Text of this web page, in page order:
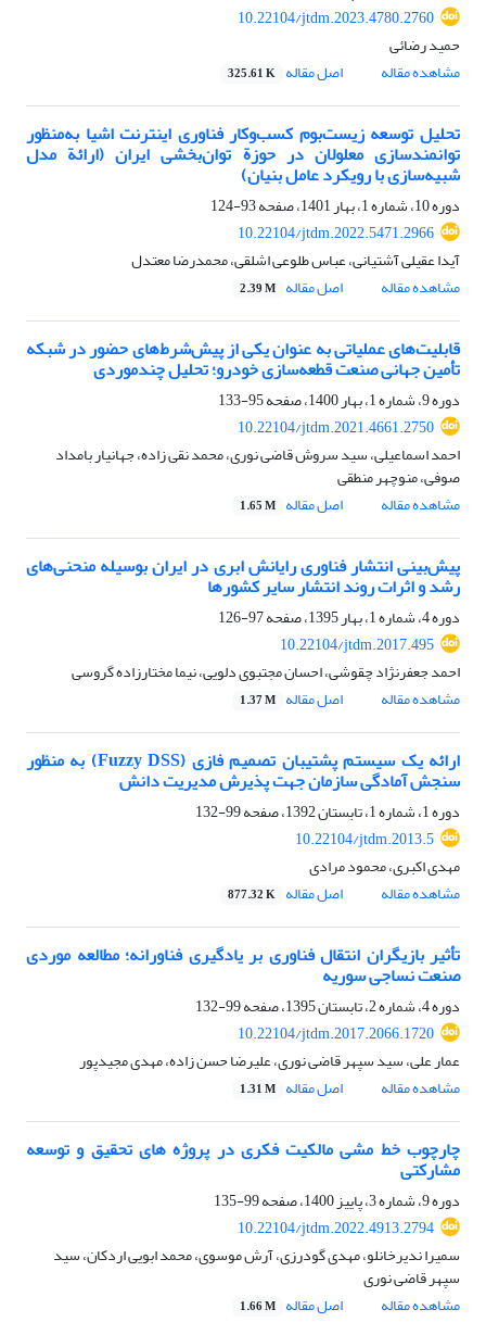
10.22104/jtdm.2023.4780.2760
حمید رضائی
مشاهده مقاله
اصل مقاله 325.61 K
تحلیل توسعه زیست‌بوم کسب‌وکار فناوری اینترنت اشیا به‌منظور
توانمندسازی معلولان در حوزة توان‌بخشی ایران (ارائة مدل
شبیه‌سازی با رویکرد عامل بنیان)
دوره 10، شماره 1، بهار 1401، صفحه
93-124
10.22104/jtdm.2022.5471.2966
آیدا عقیلی آشتیانی، عباس طلوعی اشلقی، محمدرضا معتدل
مشاهده مقاله
اصل مقاله 2.39 M
قابلیت‌های عملیاتی به عنوان یکی از پیش‌شرط‌های حضور در شبکه
تأمین جهانی صنعت قطعه‌سازی خودرو؛ تحلیل چندموردی
دوره 9، شماره 1، بهار 1400، صفحه
95-133
10.22104/jtdm.2021.4661.2750
احمد اسماعیلی، سید سروش قاضی نوری، محمد نقی زاده، جهانیار بامداد
صوفی، منوچهر منطقی
مشاهده مقاله
اصل مقاله 1.65 M
پیش‌بینی انتشار فناوری رایانش ابری در ایران بوسیله منحنی‌های
رشد و اثرات روند انتشار سایر کشورها
دوره 4، شماره 1، بهار 1395، صفحه
97-126
10.22104/jtdm.2017.495
احمد جعفرنژاد چقوشی، احسان مجتبوی دلویی، نیما مختارزاده گروسی
مشاهده مقاله
اصل مقاله 1.37 M
ارائه یک سیستم پشتیبان تصمیم فازی (Fuzzy DSS) به منظور
سنجش آمادگی سازمان جهت پذیرش مدیریت دانش
دوره 1، شماره 1، تابستان 1392، صفحه
99-132
10.22104/jtdm.2013.5
مهدی اکبری، محمود مرادی
مشاهده مقاله
اصل مقاله 877.32 K
تأثیر بازیگران انتقال فناوری بر یادگیری فناورانه؛ مطالعه موردی
صنعت نساجی سوریه
دوره 4، شماره 2، تابستان 1395، صفحه
99-132
10.22104/jtdm.2017.2066.1720
عمار علی، سید سپهر قاضی نوری، علیرضا حسن زاده، مهدی مجیدپور
مشاهده مقاله
اصل مقاله 1.31 M
چارچوب خط مشی مالکیت فکری در پروژه های تحقیق و توسعه
مشارکتی
دوره 9، شماره 3، پاییز 1400، صفحه
99-135
10.22104/jtdm.2022.4913.2794
سمیرا ندیرخانلو، مهدی گودرزی، آرش موسوی، محمد ابویی اردکان، سید
سپهر قاضی نوری
مشاهده مقاله
اصل مقاله 1.66 M